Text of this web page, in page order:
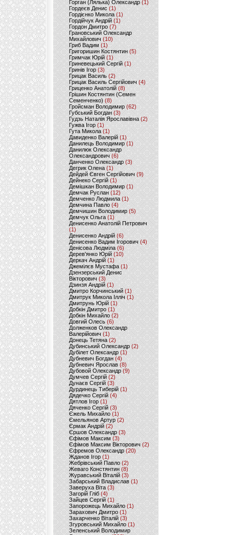
Горган (Лялька) Олександр(1)
Гордеєв Денис (1)
Гордієнко Микола (1)
Гордійчук Андрій (1)
Гордон Дмитро (7)
Грановський Олександр
Михайлович (10)
Гриб Вадим (1)
Григоришин Костянтин (5)
Гримчак Юрій(1)
Гриневецький Сергій(1)
Гринів Ігор (3)
Грицак Василь (2)
Грицак Василь Сергійович (4)
Гриценко Анатолій (8)
Грішин Костянтин (Семен
Семенченко)(8)
Гройсман Володимир(62)
Губський Богдан (3)
Гудзь Наталія Ярославівна(2)
Гужва Ігор (1)
Гута Микола (1)
Давиденко Валерій (1)
Данилець Володимир(1)
Данилюк Олександр
Олександрович (6)
Данченко Олександр (3)
Дегрик Олена(1)
Дейдей Євген Сергійович(9)
Дейнеко Сергій (1)
Демішкан Володимир(1)
Демчак Руслан (12)
Демченко Людмила (1)
Демчина Павло (4)
Демчишин Володимир (5)
Демчук Ольга(1)
Денисенко Анатолій Петрович
(1)
Денисенко Андрій (6)
Денисенко Вадим Ігорович (4)
Денісова Людміла(6)
Дерев'янко Юрій(10)
Деркач Андрій(1)
Джемілєв Мустафа (1)
Дзензерський Денис
Вікторович (3)
Дзинзя Андрій (1)
Дмитро Корчинський (1)
Дмитрук Микола Ілліч (1)
Дмитрунь Юрій (1)
Добкін Дмитро(1)
Добкін Михайло (2)
Довгий Олесь (6)
Долженков Олександр
Валерійович (1)
Донець Тетяна (2)
Дубинський Олександр(2)
Дубілет Олександр (1)
Дубневич Богдан (4)
Дубневич Ярослав (8)
Дубовой Олександр(9)
Думчев Сергій (2)
Дунаєв Сергій(3)
Дурдинець Тиберій (1)
Дядечко Сергій (4)
Дятлов Ігор (1)
Дяченко Сергій (3)
Єжель Михайло (1)
Ємельянов Артур (2)
Єрмак Андрій (2)
Єршов Олександр (3)
Єфімов Максим (3)
Єфімов Максим Вікторович (2)
Єфремов Олександр (20)
Жданов Ігор (1)
Жебрівський Павло (2)
Жеваго Констянтин (8)
Журавський Віталій (3)
Забарський Владислав (1)
Заверуха Віта (3)
Загорій Гліб (4)
Зайцев Сергій(1)
Запорожець Михайло (1)
Зарахович Дмитро (1)
Захарченко Віталій (3)
Згуровський Михайло (1)
Зеленський Володимир